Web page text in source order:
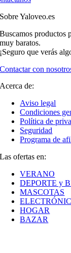
Sobre Yaloveo.es
Buscamos productos
muy baratos.
¡Seguro que verás
Contactar con
Acerca de:
Aviso legal
Condiciones
Política de
Seguridad
Programa de
Las ofertas en:
VERANO
DEPORTE y
MASCOTAS
HOGAR
BAZAR